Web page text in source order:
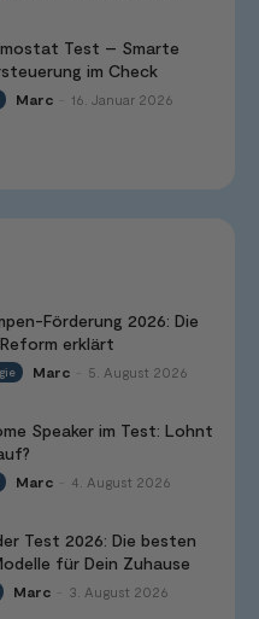
Test – Smarte
im Check
Marc 16. Januar 2026
Förderung 2026: Die
erklärt
Marc 5. August 2026
Speaker im Test: Lohnt
Marc 4. August 2026
Test 2026: Die besten
für Dein Zuhause
Marc 3. August 2026